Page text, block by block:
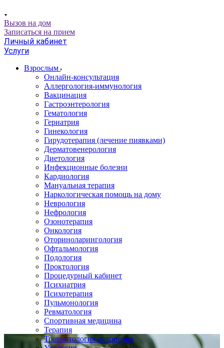
Вызов на дом
Записаться на прием
Личный кабинет
Услуги
Взрослым
Онлайн-консультация
Аллергология-иммунология
Вакцинация
Гастроэнтерология
Гематология
Гериатрия
Гинекология
Гирудотерапия (лечение пиявками)
Дерматовенерология
Диетология
Инфекционные болезни
Кардиология
Мануальная терапия
Наркологическая помощь на дому
Неврология
Нефрология
Озонотерапия
Онкология
Оториноларингология
Офтальмология
Подология
Проктология
Процедурный кабинет
Психиатрия
Психотерапия
Пульмонология
Ревматология
Спортивная медицина
Терапия
Травматология-ортопедия